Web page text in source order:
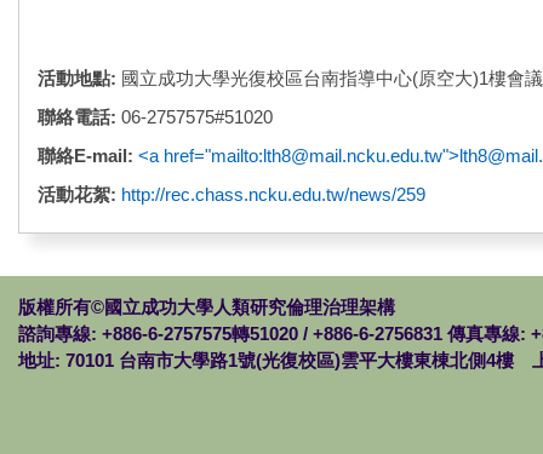
活動地點: 國立成功大學光復校區台南指導中心(原空大)1樓會
聯絡電話: 06-2757575#51020
聯絡E-mail: <a
活動花絮: http://rec.chass.ncku.edu.tw/news/259
版權所有©國立成功大學人類研究倫理治理架構
諮詢專線: +886-6-2757575轉51020 / +886-6-2756831 傳真專
地址: 70101 台南市大學路1號(光復校區)雲平大樓東棟北側4樓